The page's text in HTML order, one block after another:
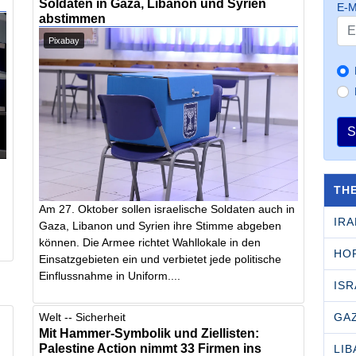
Soldaten in Gaza, Libanon und Syrien
abstimmen
Pixabay
Am 27. Oktober sollen israelische Soldaten auch in
Gaza, Libanon und Syrien ihre Stimme abgeben
können. Die Armee richtet Wahllokale in den
Einsatzgebieten ein und verbietet jede politische
Einflussnahme in Uniform....
Welt -- Sicherheit
Mit Hammer-Symbolik und Ziellisten:
Palestine Action nimmt 33 Firmen ins
E-